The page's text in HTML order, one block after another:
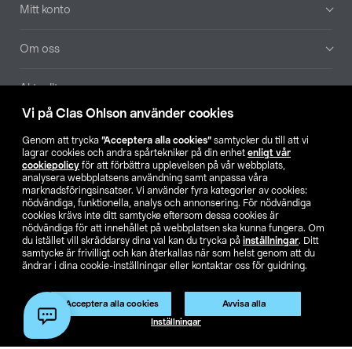
Vi på Clas Ohlson använder cookies
Genom att trycka ”Acceptera alla cookies” samtycker du till att vi
lagrar cookies och andra spårtekniker på din enhet enligt vår
cookiepolicy för att förbättra upplevelsen på vår webbplats,
analysera webbplatsens användning samt anpassa våra
marknadsföringsinsatser. Vi använder fyra kategorier av cookies:
nödvändiga, funktionella, analys och annonsering. För nödvändiga
cookies krävs inte ditt samtycke eftersom dessa cookies är
nödvändiga för att innehållet på webbplatsen ska kunna fungera. Om
du istället vill skräddarsy dina val kan du trycka på inställningar. Ditt
samtycke är frivilligt och kan återkallas när som helst genom att du
ändrar i dina cookie-inställningar eller kontaktar oss för guidning.
Acceptera alla cookies Avvisa alla
Inställningar
Mitt konto
Om oss
Aktuellt
Hitta butik
SE NO FI
Köpvillkor Privacy statement Klubbvillkor
För företag
Ändra till priser exklusive moms